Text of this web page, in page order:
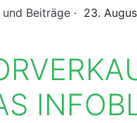
und Beiträge · 23.